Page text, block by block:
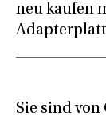
neu kaufen
Sie sind